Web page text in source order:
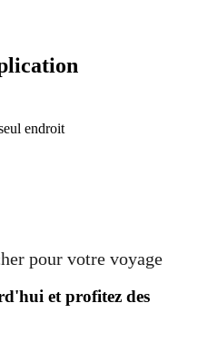
endroit
pour votre voyage
et profitez des